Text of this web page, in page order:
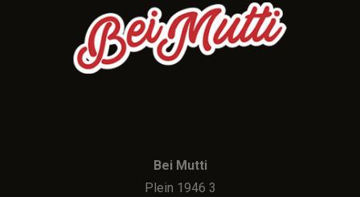
Bei Mutti
Plein 1946 3